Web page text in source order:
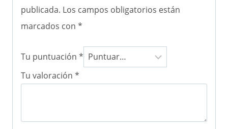
publicada. Los campos obligatorios están
marcados con *
Tu puntuación *
Tu valoración *